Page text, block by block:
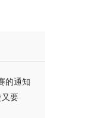
的通知
又要